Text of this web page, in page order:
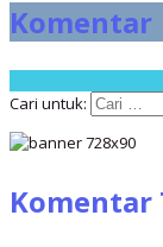
Komentar
Cari untuk:
Komentar